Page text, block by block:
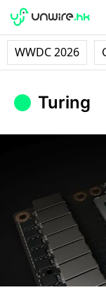
WWDC 2026
Turing